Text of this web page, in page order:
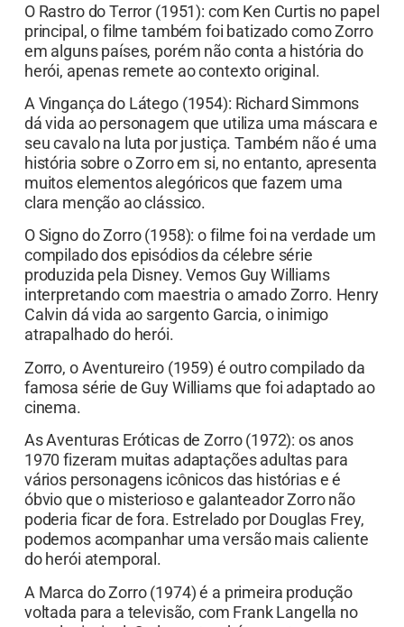
O Rastro do Terror (1951): com Ken Curtis no papel
principal, o filme também foi batizado como Zorro
em alguns países, porém não conta a história do
herói, apenas remete ao contexto original.
A Vingança do Látego (1954): Richard Simmons
dá vida ao personagem que utiliza uma máscara e
seu cavalo na luta por justiça. Também não é uma
história sobre o Zorro em si, no entanto, apresenta
muitos elementos alegóricos que fazem uma
clara menção ao clássico.
O Signo do Zorro (1958): o filme foi na verdade um
compilado dos episódios da célebre série
produzida pela Disney. Vemos Guy Williams
interpretando com maestria o amado Zorro. Henry
Calvin dá vida ao sargento Garcia, o inimigo
atrapalhado do herói.
Zorro, o Aventureiro (1959) é outro compilado da
famosa série de Guy Williams que foi adaptado ao
cinema.
As Aventuras Eróticas de Zorro (1972): os anos
1970 fizeram muitas adaptações adultas para
vários personagens icônicos das histórias e é
óbvio que o misterioso e galanteador Zorro não
poderia ficar de fora. Estrelado por Douglas Frey,
podemos acompanhar uma versão mais caliente
do herói atemporal.
A Marca do Zorro (1974) é a primeira produção
voltada para a televisão, com Frank Langella no